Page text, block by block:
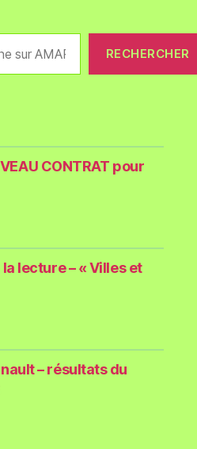
RECHERCHER
CONTRAT pour
lecture – « Villes et
– résultats du